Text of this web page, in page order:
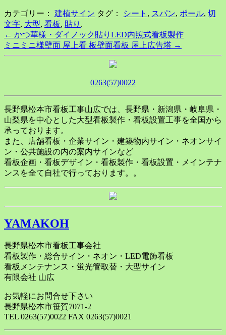
カテゴリー： 建植サイン タグ： シート , スパン, ポール, 切
文字, 大型, 看板, 貼り .
Post
navigation
← かつ華様・ダイノック貼りLED内照式看板製作
ミニミニ様壁面 屋上看 板壁面看板 屋上広告塔 →
0263(57)0022
長野県松本市看板工事山広では、長野県・新潟県・岐阜県・
山梨県を中心とした大型看板製作・看板設置工事を全国から
承っております。
また、店舗看板・企業サイン・建築物内サイン・ネオンサイ
ン・公共施設の内の案内サインなど
看板企画・看板デザイン・看板製作・看板設置・メインテナ
ンスを全て自社で行っております。。
YAMAKOH
長野県松本市看板工事会社
看板製作・総合サイン・ネオン・LED電飾看板
看板メンテナンス・蛍光管取替・大型サイン
有限会社 山広
お気軽にお問合せ下さい
長野県松本市笹賀7071-2
TEL 0263(57)0022 FAX 0263(57)0021